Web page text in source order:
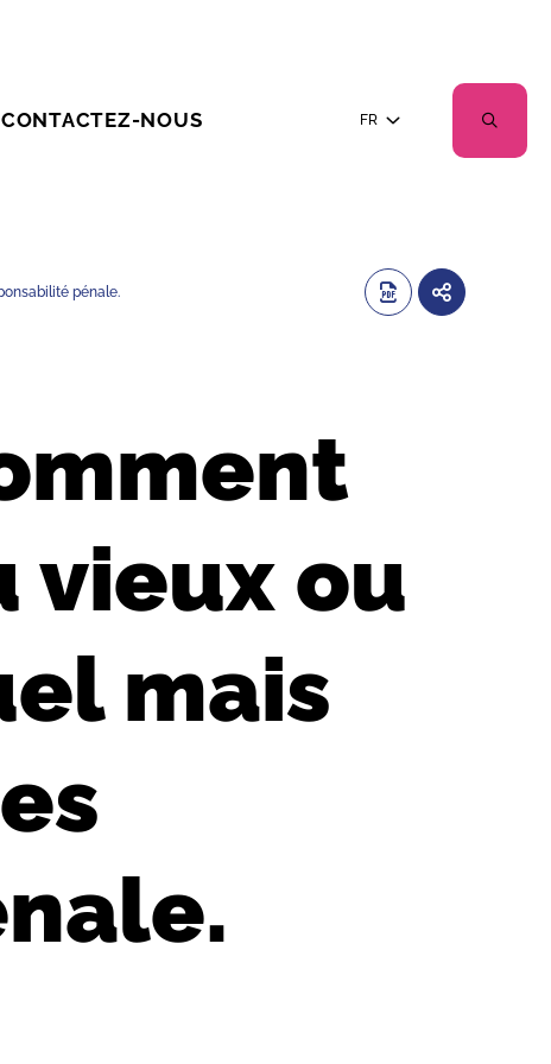
CONTACTEZ-NOUS FR
pénale.
vieux ou
mais